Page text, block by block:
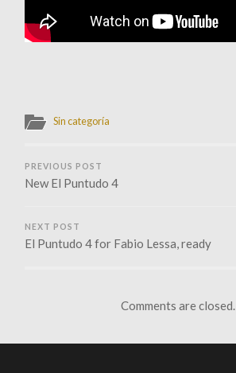
Sin categoría
PREVIOUS POST
New El Puntudo 4
NEXT POST
El Puntudo 4 for Fabio Lessa, ready
Comments are closed.